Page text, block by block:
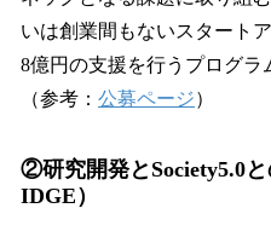
いは創業間もないスタート
8億円の支援を行うプログラ
（参考： 公募ページ）
②研究開発とSociety5.0
IDGE）